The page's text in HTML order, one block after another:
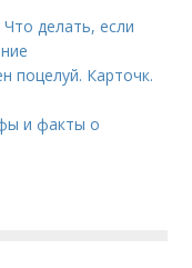
делать, если
поцелуй. Карточк.
и факты о